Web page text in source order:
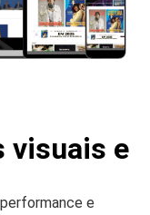
visuais e
e